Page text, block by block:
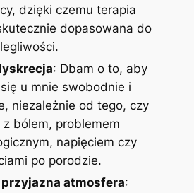
dzięki czemu terapia
dopasowana do
: Dbam o to, aby
się u mnie swobodnie i
niezależnie od tego, czy
z bólem, problemem
napięciem czy
po porodzie.
atmosfera: